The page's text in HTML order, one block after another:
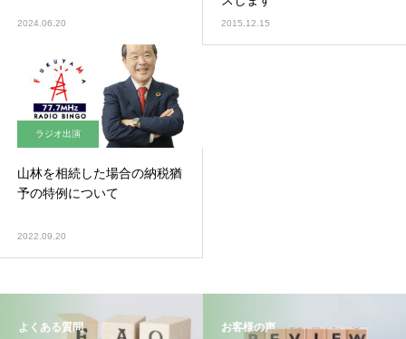
2024.06.20 2015.12.15
ラジオ出演
山林を相続した場合の納税猶
予の特例について
2022.09.20
よくある質問 お客様の声